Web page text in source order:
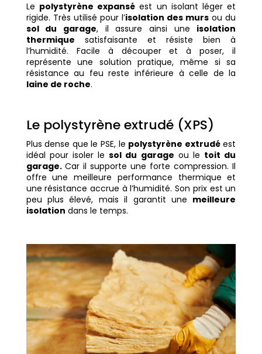
Le polystyrène expansé est un isolant léger et
rigide. Très utilisé pour l’isolation des murs ou du
sol du garage, il assure ainsi une isolation
thermique satisfaisante et résiste bien à
l’humidité. Facile à découper et à poser, il
représente une solution pratique, même si sa
résistance au feu reste inférieure à celle de la
laine de roche.
Le polystyrène extrudé (XPS)
Plus dense que le PSE, le polystyrène extrudéest
idéal pour isoler lesol du garage ou le toit du
garage. Car il supporte une forte compression. Il
offre une meilleure performance thermique et
une résistance accrue à l’humidité. Son prix est un
peu plus élevé, mais il garantit une meilleure
isolation dans le temps.